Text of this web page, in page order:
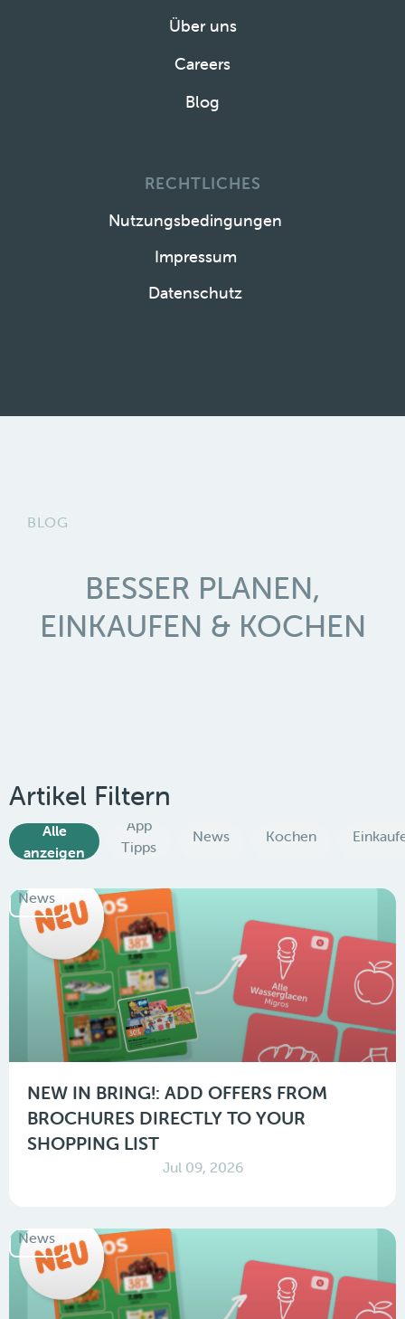
Über uns
Careers
Blog
RECHTLICHES
Nutzungsbedingungen
Impressum
Datenschutz
BLOG
BESSER PLANEN,
EINKAUFEN & KOCHEN
Artikel Filtern
Alle
anzeigen
App
Tipps
News Kochen
News
NEW IN BRING!: ADD OFFERS FROM
BROCHURES DIRECTLY TO YOUR
SHOPPING LIST
Jul 09, 2026
News